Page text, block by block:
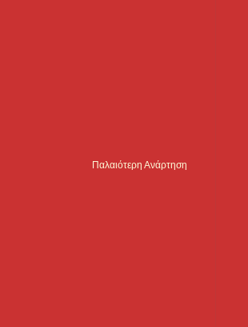
Παλαιότερη Ανάρτηση